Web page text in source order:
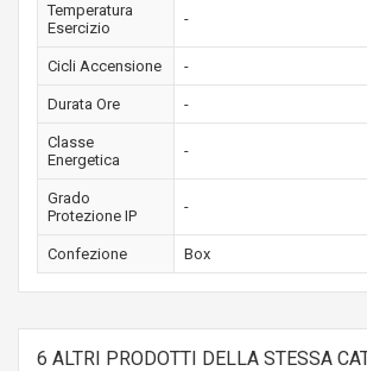
Temperatura
Esercizio
-
Cicli Accensione -
Durata Ore -
Classe
Energetica
-
Grado
Protezione IP
-
Confezione Box
6 ALTRI PRODOTTI DELLA STESSA